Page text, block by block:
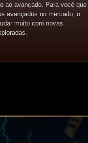
ao avançado. Para você que
avançados no mercado, o
muito com novas